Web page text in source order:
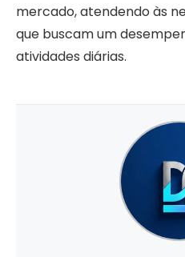
mercado, atendendo às
que buscam um
atividades diárias.